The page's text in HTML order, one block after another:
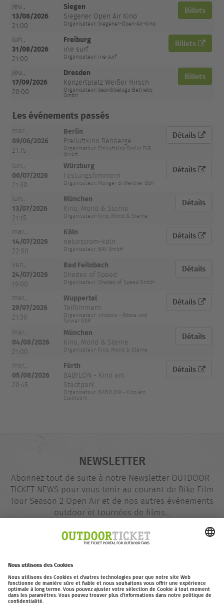
jeu.,
13/08/2026
21:00
Siegen
Siegener Open Air Kino
Organisateur: Siegener-Open-Air-Kino
Billets
lun.,
31/08/2026
21:00
Freiburg
irie surf
Organisateur: irie surf
Billets
jeu.,
17/09/2026
20:00
Dresden
Konzertplatz Weißer Hirsch
Organisateur: bean&beluga Betriebs
GmbH
Billets
Les événements passés
mar.,
09/06/2026
21:15
Berlin
Freiluftkino Rehberge
Organisateur: Freiluftkino.Berlin FKR
GmbH
Détails
lun.,
06/07/2026
21:30
Würzburg
Festungsflimmern
Organisateur: Manger & Werther GbR
Détails
lun.,
13/07/2026
21:15
München
Kino, Mond & Sterne
Organisateur: Kino, Mond & Sterne
Détails
mar.,
14/07/2026
22:00
Köln
naturstrom-köln
Organisateur: BAY GmbH
Détails
ven.,
24/07/2026
19:00
Bad Feilnbach
Shades of Speed
Organisateur: Shades of Speed GmbH
Détails
mer.,
29/07/2026
21:30
Wuppertal
Talflimmern
Organisateur: cinopsis - Rossa und
Tykwer GbR
Détails
mar.,
04/08/2026
21:00
München
Kino, Mond & Sterne
Organisateur: Kino, Mond & Sterne
Détails
mer.,
05/08/2026
20:45
Fürth
BABYLON - Kino am
Stadtpark
Organisateur: BABYLON - Kino am
Stadtpark
Détails
NEWSLETTER
Abonnez tout de suite à notre Newsletter OUTDOOR-
TICKET NEWS pour vous tenir au courant de Bike Film
Tour Season 2 Open Air et de nos autres événements
outdoor et tournées de films…
Adresse
e-